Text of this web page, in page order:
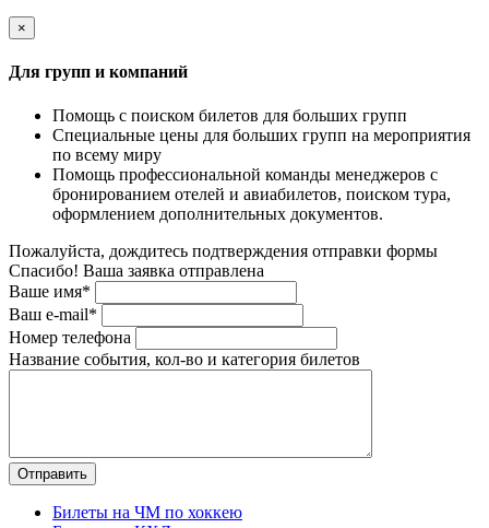
×
Для групп и компаний
Помощь с поиском билетов для больших групп
Специальные цены для больших групп на мероприятия
по всему миру
Помощь профессиональной команды менеджеров с
бронированием отелей и авиабилетов, поиском тура,
оформлением дополнительных документов.
Пожалуйста, дождитесь подтверждения отправки формы
Спасибо! Ваша заявка отправлена
Ваше имя*
Ваш e-mail*
Номер телефона
Название события, кол-во и категория билетов
Билеты на ЧМ по хоккею